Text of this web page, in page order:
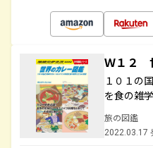
Ｗ１２
１０１の
を食の雑
旅の図鑑
2022.03.17